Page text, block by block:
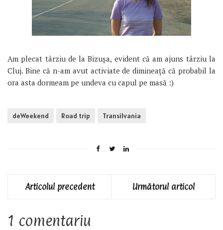
Am plecat târziu de la Bizușa, evident că am ajuns târziu la
Cluj. Bine că n-am avut activiate de dimineață că probabil la
ora asta dormeam pe undeva cu capul pe masă :)
deWeekend Road trip Transilvania
Articolul precedent Următorul articol
1 comentariu